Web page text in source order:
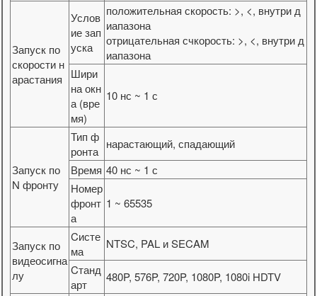
Запуск по
скорости н
арастания
Услов
ие зап
уска
положительная скорость: >, <, внутри д
иапазона
отрицательная счкорость: >, <, внутри д
иапазона
Шири
на окн
а (вре
мя)
10 нс ~ 1 с
Запуск по
N фронту
Тип ф
ронта
нарастающий, спадающий
Время 40 нс ~ 1 с
Номер
фронт
а
1 ~ 65535
Запуск по
видеосигна
лу
Cисте
ма
NTSC, PAL и SECAM
Cтанд
арт
480P, 576P, 720P, 1080P, 1080i HDTV